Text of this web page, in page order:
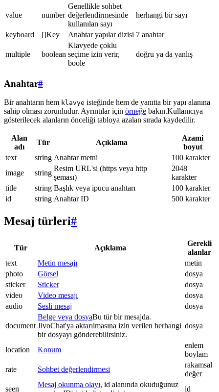
value number
Genellikle sohbet
değerlendirmesinde
kullanılan sayı
herhangi bir sayı
keyboard []Key Anahtar yapılar dizisi 7 anahtar
multiple boolean
Klavyede çoklu
seçime izin verir,
boole
doğru ya da yanlış
Anahtar#
Bir anahtarın hem klavye isteğinde hem de yanıtta bir yapı alanına
sahip olması zorunludur. Ayrıntılar için örneğe bakın.Kullanıcıya
gösterilecek alanların önceliği tabloya azalan sırada kaydedilir.
Alan
adı
Tür Açıklama
Azami
boyut
text
string Anahtar metni
100 karakter
image
string
Resim URL'si (https veya http
şeması)
2048
karakter
title
string Başlık veya ipucu anahtarı
100 karakter
id
string Anahtar ID 500 karakter
Mesaj türleri#
Tür Açıklama
Gerekli
alanlar
text
Metin mesajı
metin
photo
Görsel
dosya
sticker
Sticker
dosya
video
Video mesajı
dosya
audio
Sesli mesaj dosya
document
Belge veya dosyaBu tür bir mesajda.
JivoChat'ya aktarılmasına izin verilen herhangi
bir dosyayı gönderebilirsiniz.
dosya
location Konum
enlem
boylam
rate
Sohbet değerlendirmesi
rakamsal
değer
seen
Mesaj okunma olayı, id alanında okuduğunuz
id